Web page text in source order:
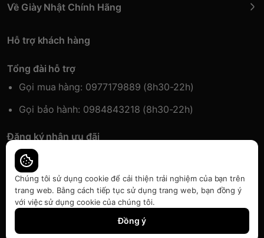
Về Giày Nhật Chính Hãng
Hỗ trợ khách hàng
Tổng đài hỗ trợ
Gọi mua hàng: 0977179889 (8h30-22h)
Gọi bảo hành: 0984843218 (8h30-22h)
Đăng ký nhận ưu đãi
Đăng kí để nhận thông tin ưu đãi sớm nhất.
Bàn quyền thuộc về Japansport | Cung cấp bởiSapo
Chúng tôi sử dụng cookie để cải thiện trải nghiệm của bạn trên
trang web. Bằng cách tiếp tục sử dụng trang web, bạn đồng ý
với việc sử dụng cookie của chúng tôi.
Đồng ý